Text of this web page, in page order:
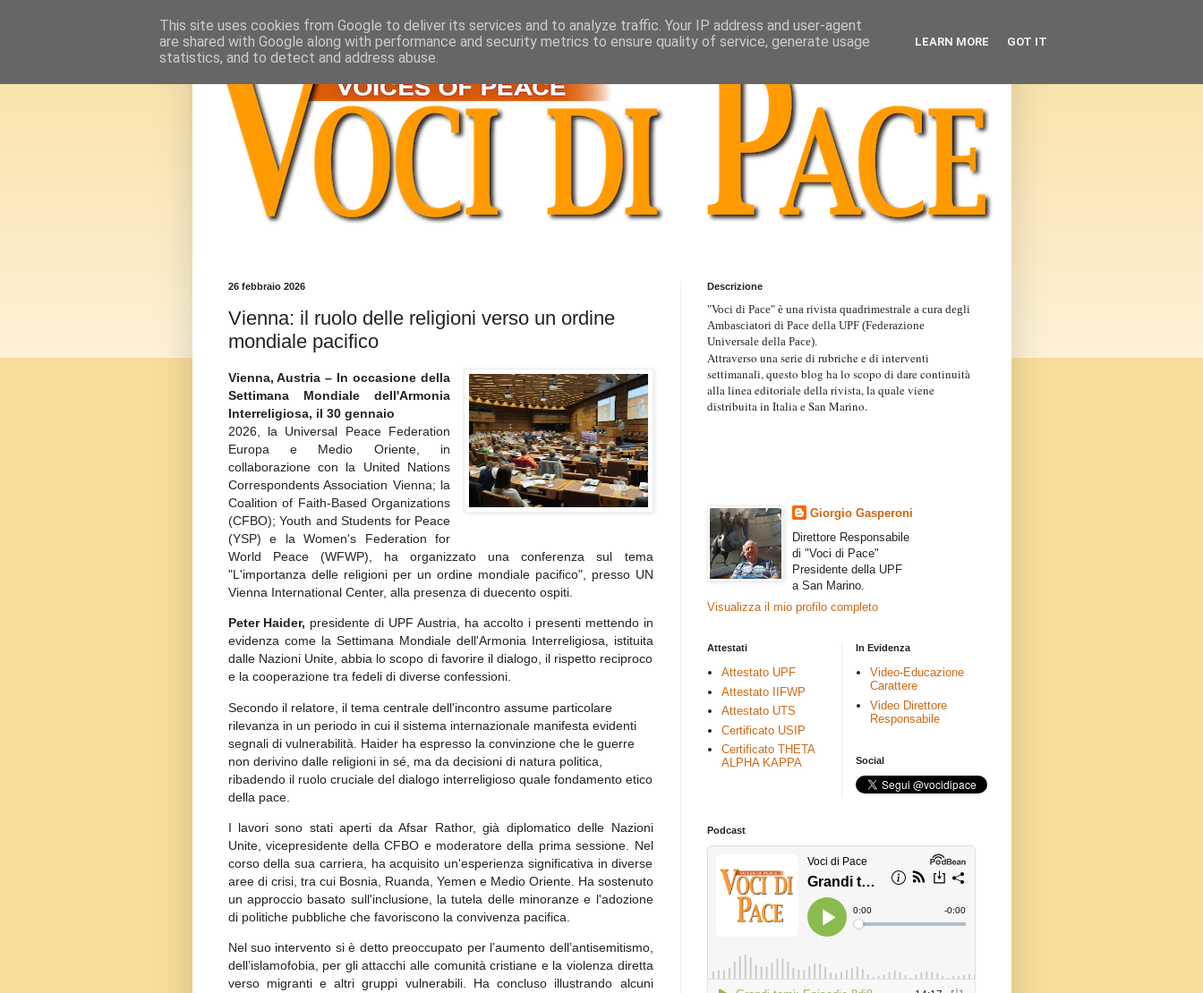
26 febbraio 2026
Vienna: il ruolo delle religioni verso un ordine
mondiale pacifico
Vienna, Austria– In occasione della
Settimana Mondiale dell'Armonia
Interreligiosa, il 30 gennaio
2026, la Universal Peace Federation
Europa e Medio Oriente, in
collaborazione con la United Nations
Correspondents Association Vienna; la
Coalition of Faith-Based Organizations
(CFBO); Youth and Students for Peace
(YSP) e la Women's Federation for
World Peace (WFWP), ha organizzato una conferenza sul tema
"L'importanza delle religioni per un ordine mondiale pacifico", presso UN
Vienna International Center, alla presenza di duecento ospiti.
Peter Haider, presidente di UPF Austria, ha accolto i presenti mettendo in
evidenza come la Settimana Mondiale dell'Armonia Interreligiosa, istituita
dalle Nazioni Unite, abbia lo scopo di favorire il dialogo, il rispetto reciproco
e la cooperazione tra fedeli di diverse confessioni.
Secondo il relatore, il tema centrale dell'incontro assume particolare
rilevanza in un periodo in cui il sistema internazionale manifesta evidenti
segnali di vulnerabilità. Haider ha espresso la convinzione che le guerre
non derivino dalle religioni in sé, ma da decisioni di natura politica,
ribadendo il ruolo cruciale del dialogo interreligioso quale fondamento etico
della pace.
I lavori sono stati aperti da Afsar Rathor, già diplomatico delle Nazioni
Unite, vicepresidente della CFBO e moderatore della prima sessione. Nel
corso della sua carriera, ha acquisito un'esperienza significativa in diverse
aree di crisi, tra cui Bosnia, Ruanda, Yemen e Medio Oriente. Ha sostenuto
un approccio basato sull'inclusione, la tutela delle minoranze e l'adozione
di politiche pubbliche che favoriscono la convivenza pacifica.
Nel suo intervento si è detto preoccupato per l’aumento dell’antisemitismo,
dell’islamofobia, per gli attacchi alle comunità cristiane e la violenza diretta
verso migranti e altri gruppi vulnerabili. Ha concluso illustrando alcuni
Descrizione
"Voci di Pace" è una rivista quadrimestrale a cura degli
Ambasciatori di Pace della UPF (Federazione
Universale della Pace).
Attraverso una serie di rubriche e di interventi
settimanali, questo blog ha lo scopo di dare continuità
alla linea editoriale della rivista, la quale viene
distribuita in Italia e San Marino.
Giorgio Gasperoni
Direttore Responsabile
di "Voci di Pace"
Presidente della UPF
a San Marino.
Visualizza il mio profilo completo
Attestati
Attestato UPF
Attestato IIFWP
Attestato UTS
Certificato USIP
Certificato THETA
ALPHA KAPPA
In Evidenza
Video-Educazione
Carattere
Video Direttore
Responsabile
Social
Podcast
This site uses cookies from Google to deliver its services and to analyze traffic. Your IP address and user-agent
are shared with Google along with performance and security metrics to ensure quality of service, generate usage
statistics, and to detect and address abuse.
LEARN MORE GOT IT